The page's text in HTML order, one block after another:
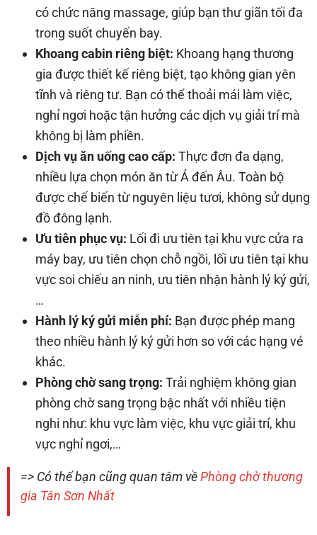
có chức năng massage, giúp bạn thư giãn tối đa
trong suốt chuyến bay.
Khoang cabin riêng biệt: Khoang hạng thương
gia được thiết kế riêng biệt, tạo không gian yên
tĩnh và riêng tư. Bạn có thể thoải mái làm việc,
nghỉ ngơi hoặc tận hưởng các dịch vụ giải trí mà
không bị làm phiền.
Dịch vụ ăn uống cao cấp: Thực đơn đa dạng,
nhiều lựa chọn món ăn từ Á đến Âu. Toàn bộ
được chế biến từ nguyên liệu tươi, không sử dụng
đồ đông lạnh.
Ưu tiên phục vụ: Lối đi ưu tiên tại khu vực cửa ra
máy bay, ưu tiên chọn chỗ ngồi, lối ưu tiên tại khu
vực soi chiếu an ninh, ưu tiên nhận hành lý ký gửi,
…
Hành lý ký gửi miễn phí: Bạn được phép mang
theo nhiều hành lý ký gửi hơn so với các hạng vé
khác.
Phòng chờ sang trọng: Trải nghiệm không gian
phòng chờ sang trọng bậc nhất với nhiều tiện
nghi như: khu vực làm việc, khu vực giải trí, khu
vực nghỉ ngơi,…
=> Có thể bạn cũng quan tâm vềPhòng chờ thương
gia Tân Sơn Nhất